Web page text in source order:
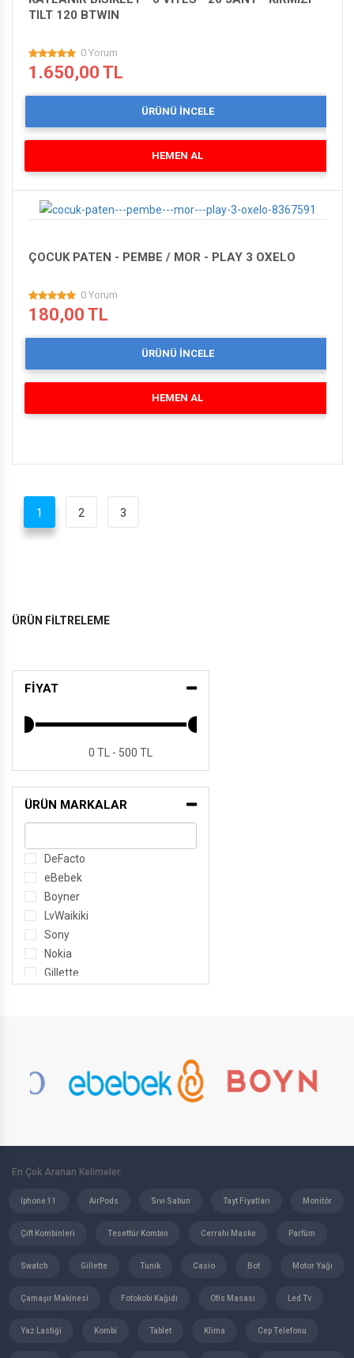
TILT 120 BTWIN
0 Yorum
1.650,00 TL
ÜRÜNÜ İNCELE
HEMEN AL
ÇOCUK PATEN - PEMBE / MOR - PLAY 3 OXELO
0 Yorum
180,00 TL
ÜRÜNÜ İNCELE
HEMEN AL
1 2 3
ÜRÜN FİLTRELEME
FİYAT
0 TL - 500 TL
ÜRÜN MARKALAR
DeFacto
eBebek
Boyner
LvWaikiki
Sony
Nokia
Gillette
Petburada
Bauhaus
Acer
Lenovo
Hometech
Vestel
Seg
En Çok Aranan Kelimeler:
Iphone 11 AirPods Sıvı Sabun Tayt Fiyatları Monitör
Çift Kombinleri Tesettür Kombin Cerrahi Maske Parfüm
Swatch Gillette Tunik Casio Bot Motor Yağı
Çamaşır Makinesi Fotokobi Kağıdı Ofis Masası Led Tv
Yaz Lastiği Kombi Tablet Klima Cep Telefonu